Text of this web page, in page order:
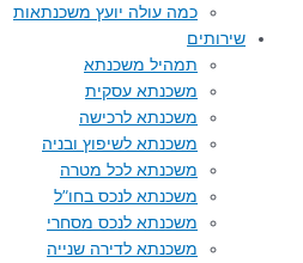
כמה עולה יועץ משכנתאות
שירותים
תמהיל משכנתא
משכנתא עסקית
משכנתא לרכישה
משכנתא לשיפוץ ובניה
משכנתא לכל מטרה
משכנתא לנכס בחו”ל
משכנתא לנכס מסחרי
משכנתא לדירה שנייה